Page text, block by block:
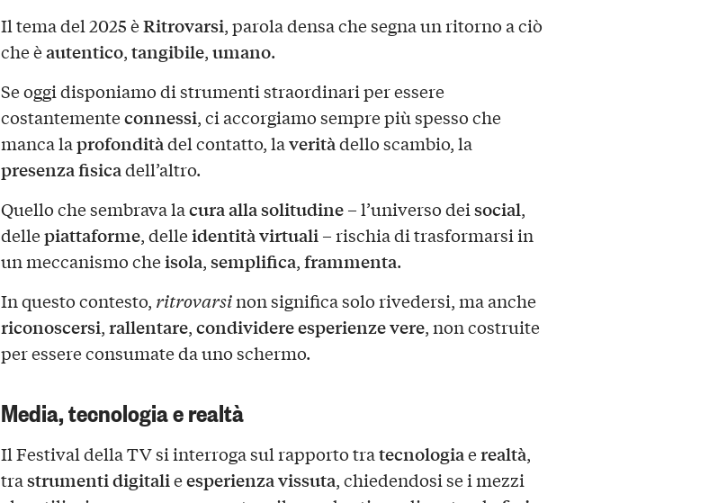
Il tema del 2025 èRitrovarsi, parola densa che segna un ritorno a ciò
che èautentico,tangibile,umano.
Se oggi disponiamo di strumenti straordinari per essere
costantementeconnessi, ci accorgiamo sempre più spesso che
manca laprofonditàdel contatto, laveritàdello scambio, la
presenza fisicadell’altro.
Quello che sembrava lacura alla solitudine– l’universo deisocial,
dellepiattaforme, delleidentità virtuali – rischia di trasformarsi in
un meccanismo cheisola,semplifica,frammenta.
In questo contesto, ritrovarsinon significa solo rivedersi, ma anche
riconoscersi,rallentare,condividere esperienze vere, non costruite
per essere consumate da uno schermo.
Media, tecnologia e realtà
Il Festival della TV si interroga sul rapporto tratecnologiaerealtà,
trastrumenti digitalieesperienza vissuta, chiedendosi se i mezzi